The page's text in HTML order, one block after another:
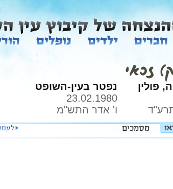
זכאי
פולין
נפטר בעין-השופט
23.02.1980
ו' אדר התש"מ